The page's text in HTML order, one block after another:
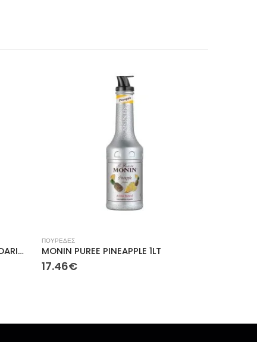
MONIN PUREE TANGERINE/MANDARINE 1lt
ΠΟΥΡΕΔΕΣ
MONIN PUREE PINEAPPLE 1LT
17.46€